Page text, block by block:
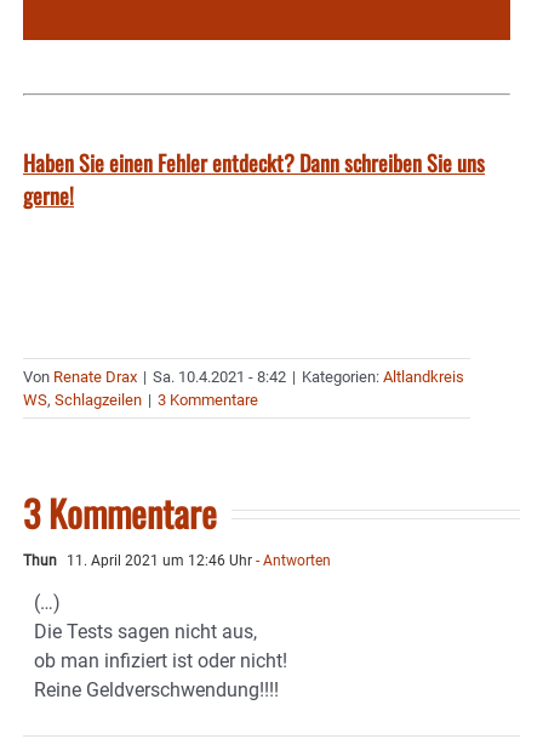
Haben Sie einen Fehler entdeckt? Dann schreiben Sie uns
gerne!
Von Renate Drax | Sa. 10.4.2021 - 8:42 | Kategorien: Altlandkreis
WS, Schlagzeilen | 3 Kommentare
3 Kommentare
Thun 11. April 2021 um 12:46 Uhr - Antworten
(…)
Die Tests sagen nicht aus,
ob man infiziert ist oder nicht!
Reine Geldverschwendung!!!!